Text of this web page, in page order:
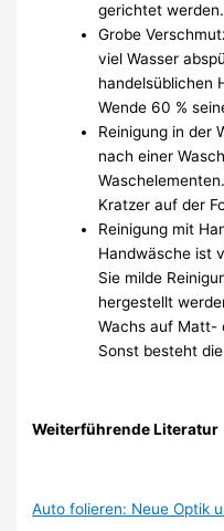
gerichtet werden.
Grobe
viel Wasser
handelsüblichen
Wende 60 %
Reinigung in der
nach einer
Kratzer auf der
Reinigung mit
Handwäsche ist
Sie milde
hergestellt
Wachs auf Matt-
Sonst besteht
Weiterführende Literatur
Auto folieren: Neue Optik